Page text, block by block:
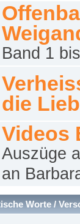
Band 1
die
Videos
Auszüge
an
Worte /